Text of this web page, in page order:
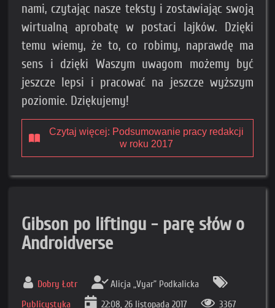
nami, czytając nasze teksty i zostawiając swoją
wirtualną aprobatę w postaci lajków. Dzięki
temu wiemy, że to, co robimy, naprawdę ma
sens i dzięki Waszym uwagom możemy być
jeszcze lepsi i pracować na jeszcze wyższym
poziomie. Dziękujemy!
Czytaj więcej: Podsumowanie pracy redakcji
w roku 2017
Gibson po liftingu - parę słów o
Androidverse
Dobry Łotr
Alicja „Vyar” Podkalicka
Publicystyka
22:08, 26 listopada 2017 3367